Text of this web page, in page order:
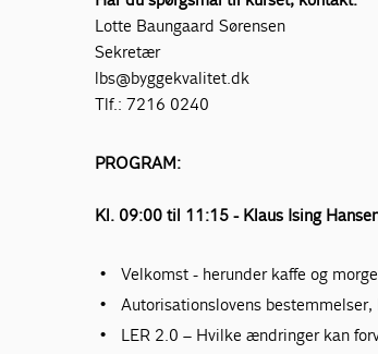
Lotte Baungaard Sørensen
Sekretær
lbs@byggekvalitet.dk
Tlf.: 7216 0240
PROGRAM:
Kl. 09:00 til 11:15 - Klaus Ising
Velkomst - herunder kaffe og
Autorisationslovens
LER 2.0 – Hvilke ændringer kan